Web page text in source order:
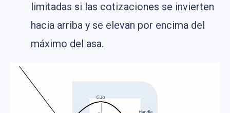
limitadas si las cotizaciones se invierten
hacia arriba y se elevan por encima del
máximo del asa.